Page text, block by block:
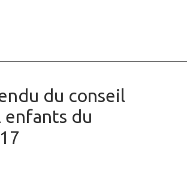
du conseil
enfants du